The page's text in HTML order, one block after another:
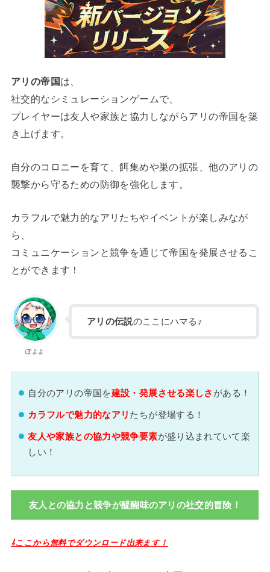
アリの帝国は、
社交的なシミュレーションゲームで、
プレイヤーは友人や家族と協力しながらアリの帝国を築
き上げます。
自分のコロニーを育て、餌集めや巣の拡張、他のアリの
襲撃から守るための防御を強化します。
カラフルで魅力的なアリたちやイベントが楽しみなが
ら、
コミュニケーションと競争を通じて帝国を発展させるこ
とができます！
ぽよよ
アリの伝説のここにハマる♪
自分のアリの帝国を建設・発展させる楽しさ がある！
カラフルで魅力的なアリ たちが登場する！
友人や家族との協力や競争要素が盛り込まれていて楽
しい！
友人との協力と競争が醍醐味のアリの社交的冒険！
⇩ここから無料でダウンロード出来ます！